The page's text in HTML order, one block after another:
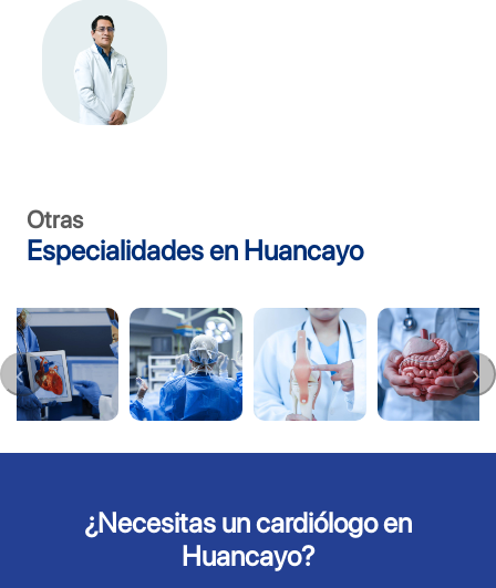
Otras
Especialidades en Huancayo
¿Necesitas un cardiólogo en
Huancayo?